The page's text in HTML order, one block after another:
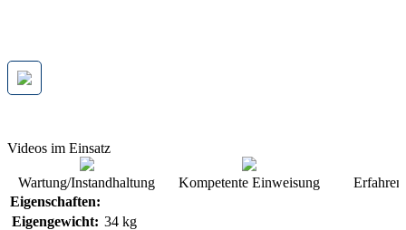
Videos im Einsatz
Wartung/Instandhaltung Kompetente Einweisung
Eigenschaften:
Eigengewicht: 34 kg